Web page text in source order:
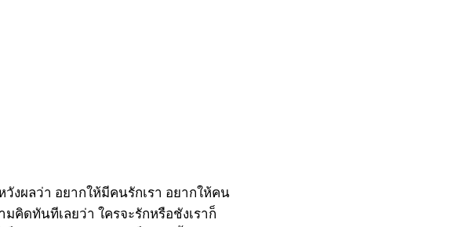
งผลว่า อยากให้มีคนรักเรา อยากให้คน
คิดทันทีเลยว่า ใครจะรักหรือชังเราก็